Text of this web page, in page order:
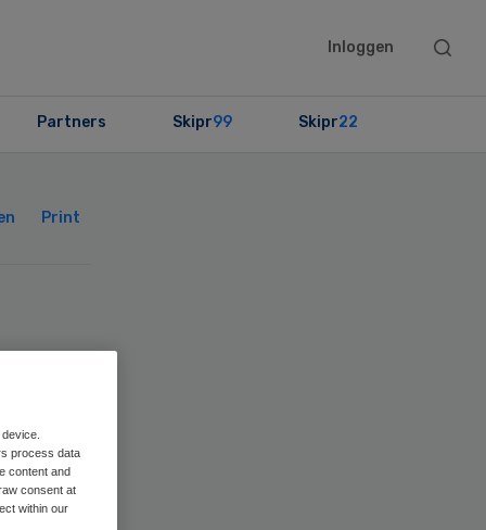
Inloggen
Search
Partners Skipr99 Skipr22
Print
process data
content and
consent at
within our